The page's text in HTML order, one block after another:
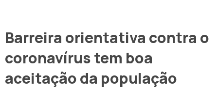
Barreira orientativa contra o
coronavírus tem boa
aceitação da população